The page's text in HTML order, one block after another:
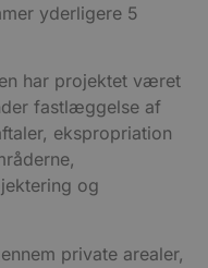
yderligere 5
har projektet været
fastlæggelse af
ekspropriation
og
private arealer,